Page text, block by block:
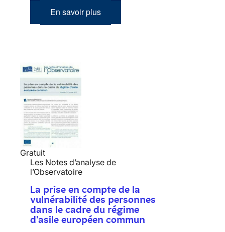
En savoir plus
Gratuit
Les Notes d’analyse de
l’Observatoire
La prise en compte de la
vulnérabilité des personnes
dans le cadre du régime
d'asile européen commun